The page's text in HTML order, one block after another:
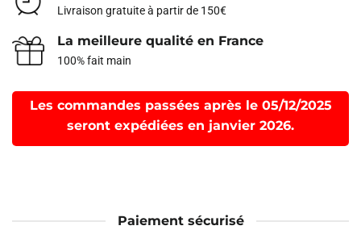
Livraison gratuite à partir de 150€
La meilleure qualité en France
100% fait main
Les commandes passées après le 05/12/2025
seront expédiées en janvier 2026.
Paiement sécurisé